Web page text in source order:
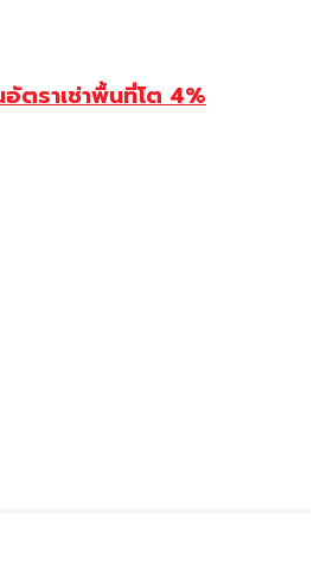
ตราเช่าพื้นที่โต 4%